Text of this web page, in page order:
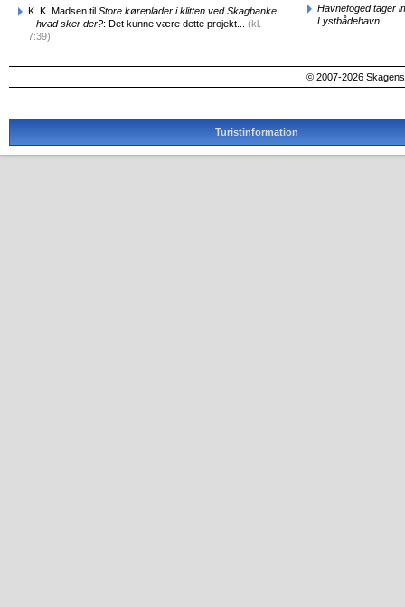
K. K. Madsen til Store køreplader i klitten ved Skagbanke
– hvad sker der?: Det kunne være dette projekt... (kl.
7:39)
Havnefoged tager
Lystbådehavn
© 2007-2026
Turistinformation